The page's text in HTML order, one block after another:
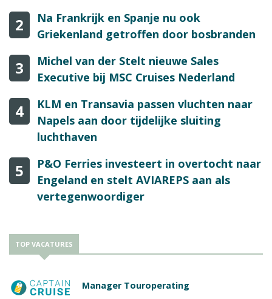
2
Na Frankrijk en Spanje nu ook
Griekenland getroffen door bosbranden
3
Michel van der Stelt nieuwe Sales
Executive bij MSC Cruises Nederland
4
KLM en Transavia passen vluchten naar
Napels aan door tijdelijke sluiting
luchthaven
5
P&O Ferries investeert in overtocht naar
Engeland en stelt AVIAREPS aan als
vertegenwoordiger
TOP VACATURES
Manager Touroperating